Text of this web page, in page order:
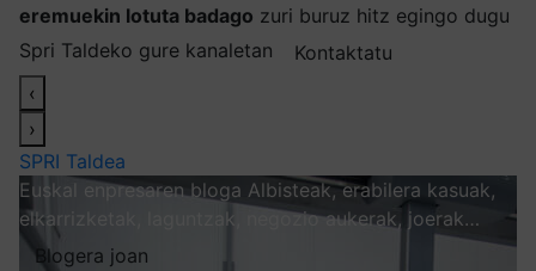
eremuekin lotuta badago zuri buruz hitz egingo dugu
Spri Taldeko gure kanaletan
Kontaktatu
‹
›
SPRI Taldea
Euskal enpresaren bloga Albisteak, erabilera kasuak,
elkarrizketak, laguntzak, negozio aukerak, joerak…
Blogera joan